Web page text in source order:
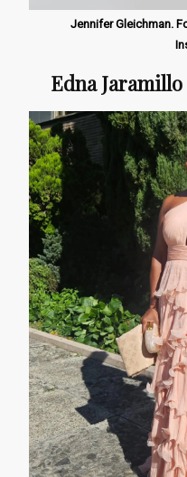
Jennifer Gleichman.
Edna